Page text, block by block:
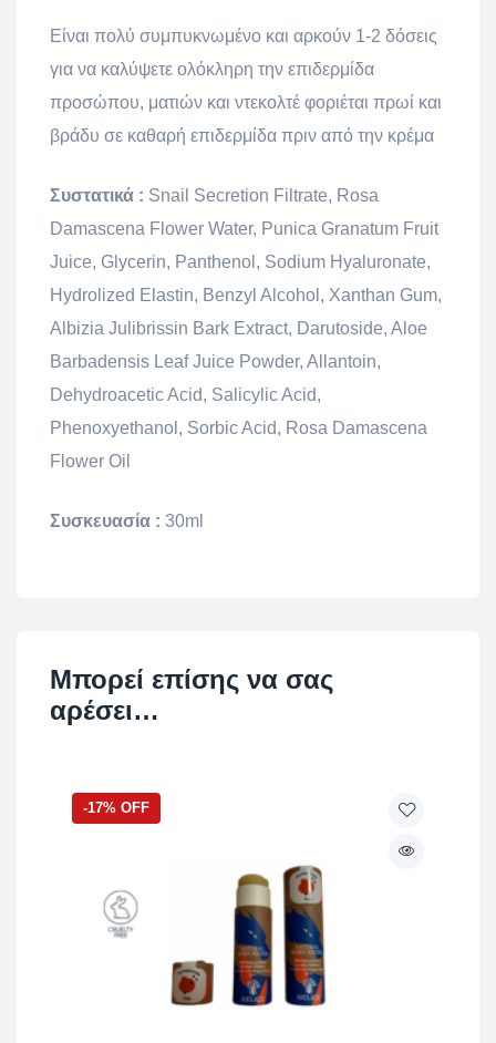
Είναι πολύ συμπυκνωμένο και αρκούν 1-2 δόσεις
για να καλύψετε ολόκληρη την επιδερμίδα
προσώπου, ματιών και ντεκολτέ φοριέται πρωί και
βράδυ σε καθαρή επιδερμίδα πριν από την κρέμα
Συστατικά : Snail Secretion Filtrate, Rosa
Damascena Flower Water, Punica Granatum Fruit
Juice, Glycerin, Panthenol, Sodium Hyaluronate,
Hydrolized Elastin, Benzyl Alcohol, Xanthan Gum,
Albizia Julibrissin Bark Extract, Darutoside, Aloe
Barbadensis Leaf Juice Powder, Allantoin,
Dehydroacetic Acid, Salicylic Acid,
Phenoxyethanol, Sorbic Acid, Rosa Damascena
Flower Oil
Συσκευασία : 30ml
Μπορεί επίσης να σας
αρέσει…
-17% OFF